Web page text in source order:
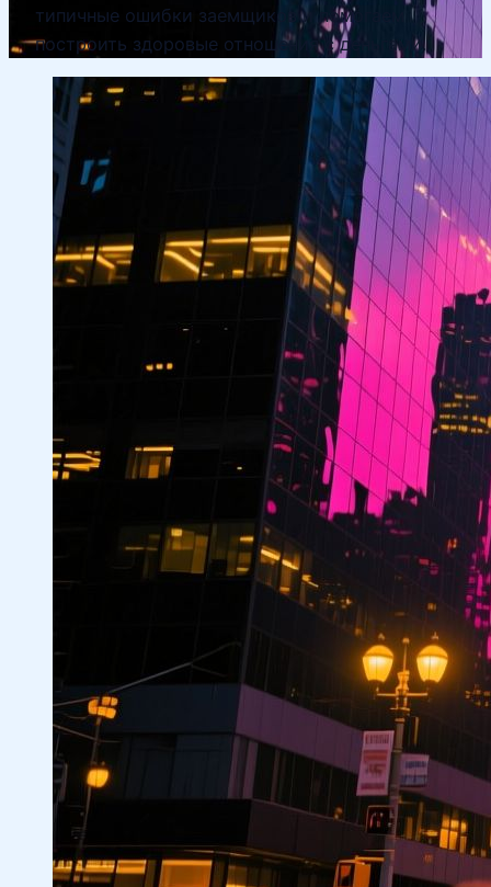
типичные ошибки заемщиков и помогаем
построить здоровые отношения с деньгами.